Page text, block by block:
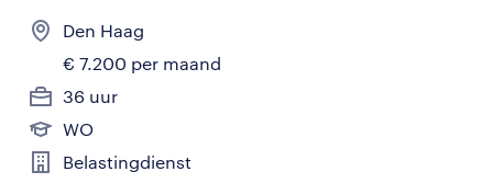
Den Haag
€ 7.200 per maand
36 uur
WO
Belastingdienst